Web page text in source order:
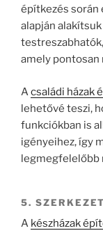
építkezés során
alapján
amely pontosan
Acsaládi házak
lehetővé teszi,
funkciókban is
igényeihez, így
legmegfelelőbb
5.
A készházak